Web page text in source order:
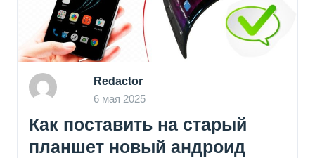
Redactor
6 мая 2025
Как поставить на старый
планшет новый андроид